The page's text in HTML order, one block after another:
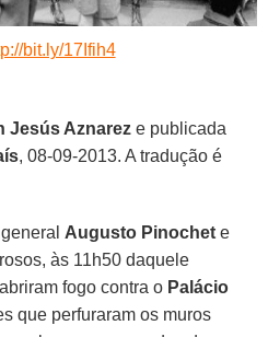
bit.ly/17Ifih4
Jesús Aznarez e publicada
, 08-09-2013. A tradução é
Augusto Pinochet e
às 11h50 daquele
fogo contra o Palácio
que perfuraram os muros